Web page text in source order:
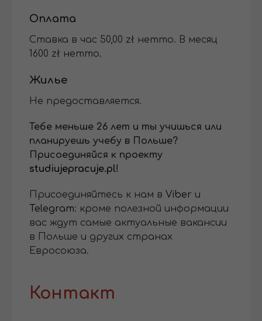
Оплата
Ставка в час 50,00 zł нетто. В месяц
1600 zł нетто.
Жилье
Не предоставляется.
Тебе меньше 26 лет и ты учишься или
планируешь учебу в Польше?
Присоединяйся к проекту
studiujepracuje.pl!
Присоединяйтесь к нам в Viber и
Telegram: кроме полезной информации
вас ждут самые актуальные вакансии
в Польше и других странах
Евросоюза.
Контакт